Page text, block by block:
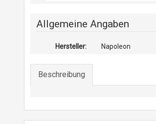
Allgemeine Angaben
Hersteller: Napoleon
Beschreibung